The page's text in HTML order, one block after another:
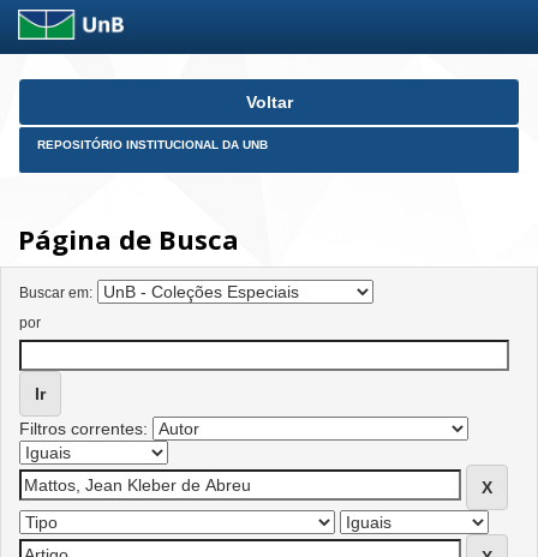
Skip
Voltar
REPOSITÓRIO INSTITUCIONAL DA UNB
Página de Busca
Buscar em:
por
Filtros correntes: